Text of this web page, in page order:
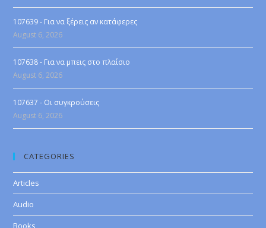
107639 - Για να ξέρεις αν κατάφερες
August 6, 2026
107638 - Για να μπεις στο πλαίσιο
August 6, 2026
107637 - Οι συγκρούσεις
August 6, 2026
CATEGORIES
Articles
Audio
Books